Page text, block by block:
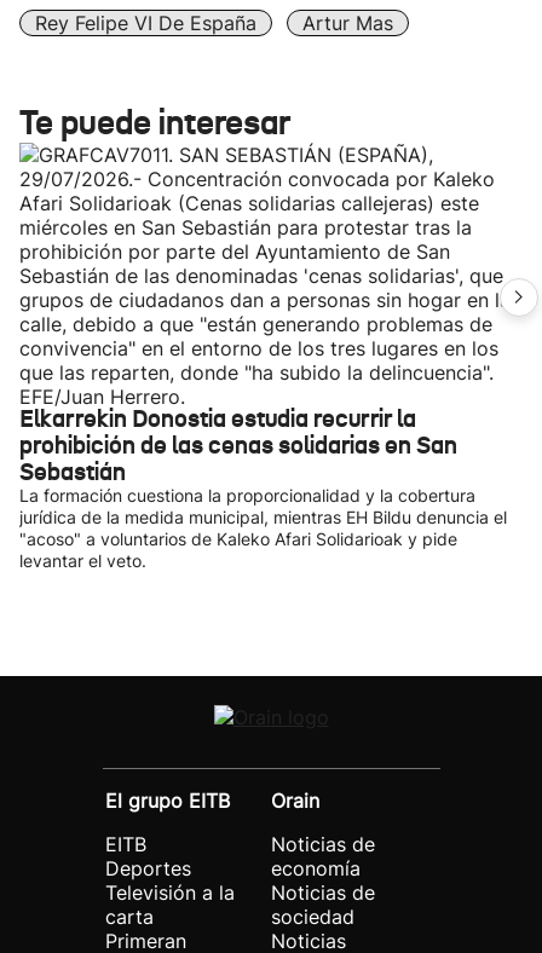
Rey Felipe VI De España
Artur Mas
Te puede interesar
Elkarrekin Donostia estudia recurrir la
prohibición de las cenas solidarias en San
Sebastián
La formación cuestiona la proporcionalidad y la cobertura
jurídica de la medida municipal, mientras EH Bildu denuncia el
"acoso" a voluntarios de Kaleko Afari Solidarioak y pide
levantar el veto.
El grupo EITB
EITB
Deportes
Televisión a la
carta
Primeran
Orain
Noticias de
economía
Noticias de
sociedad
Noticias